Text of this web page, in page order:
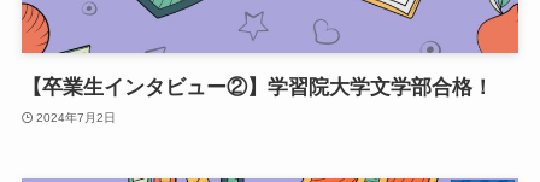
【卒業生インタビュー②】学習院大学文学部合格！
2024年7月2日